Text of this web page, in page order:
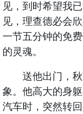
见，到时希望我
见，理查德必会
一节五分钟的免
的灵魂。
送他出门，
象。他高大的身
汽车时，突然转